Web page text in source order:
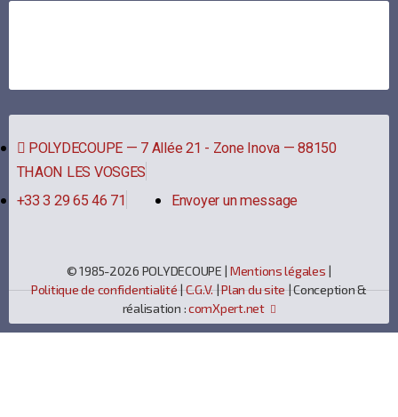
POLYDECOUPE — 7 Allée 21 - Zone Inova — 88150
THAON LES VOSGES
+33 3 29 65 46 71
Envoyer un message
© 1985-2026 POLYDECOUPE | Mentions légales |
Politique de confidentialité|C.G.V.|Plan du site| Conception &
réalisation :comXpert.net